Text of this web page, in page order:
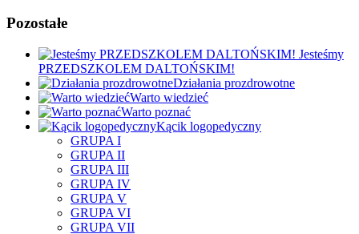
Pozostałe
Jesteśmy
PRZEDSZKOLEM DALTOŃSKIM!
Działania prozdrowotne
Warto wiedzieć
Warto poznać
Kącik logopedyczny
GRUPA I
GRUPA II
GRUPA III
GRUPA IV
GRUPA V
GRUPA VI
GRUPA VII